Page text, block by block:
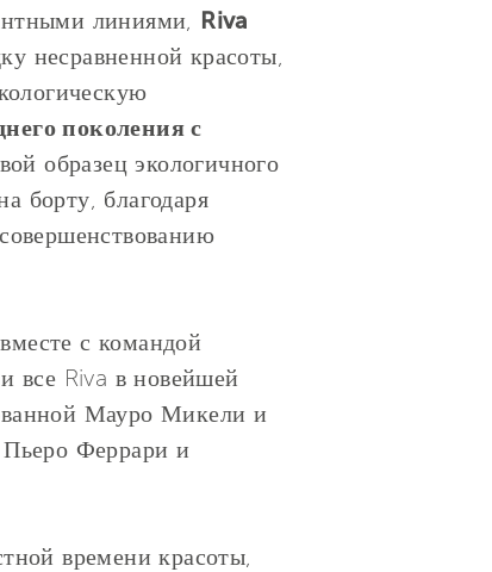
линиями, Riva
несравненной красоты,
поколения с
образец экологичного
борту, благодаря
с командой
все Riva в новейшей
Мауро Микели и
Пьеро Феррари и
времени красоты,